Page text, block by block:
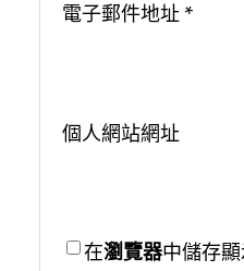
電子郵件地址 *
個人網站網址
在瀏覽器中儲存